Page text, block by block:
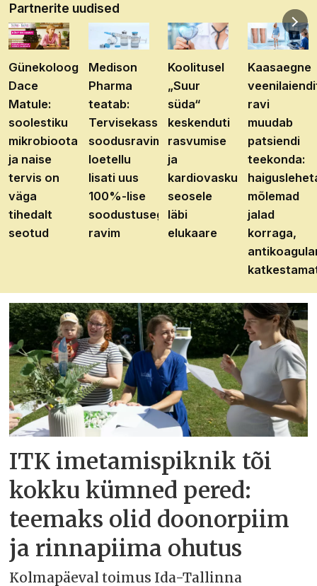
Partnerite uudised
Günekoloog
Dace
Matule:
soolestiku
mikrobioota
ja naise
tervis on
väga
tihedalt
seotud
Medison
Pharma
teatab:
Tervisekassa
soodusravimite
loetellu
lisati uus
100%-lise
soodustusega
ravim
Koolitusel
„Suur
süda“
keskenduti
rasvumise
ja
kardiovaskulaarhaiguste
seosele
läbi
elukaare
Kaasaegne
ravi
muudab
patsiendi
teekonda:
mõlemad
jalad
korraga,
ITK imetamispiknik tõi
kokku kümned pered:
teemaks olid doonorpiim
ja rinnapiima ohutus
Kolmapäeval toimus Ida-Tallinna